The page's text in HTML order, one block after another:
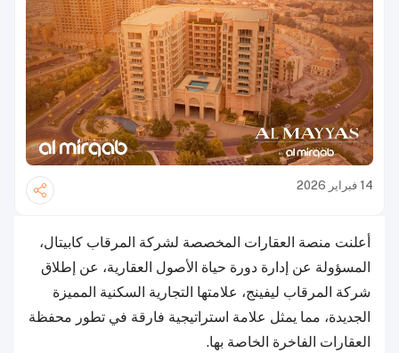
14 فبراير 2026
أعلنت منصة العقارات المخصصة لشركة المرقاب كابيتال،
المسؤولة عن إدارة دورة حياة الأصول العقارية، عن إطلاق
شركة المرقاب ليفينج، علامتها التجارية السكنية المميزة
الجديدة، مما يمثل علامة استراتيجية فارقة في تطور محفظة
العقارات الفاخرة الخاصة بها.